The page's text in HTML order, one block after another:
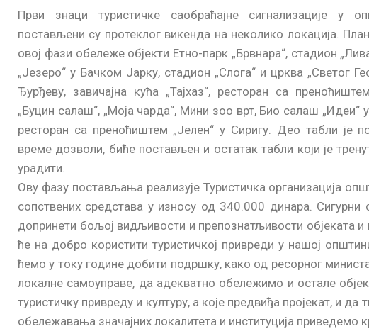
Први знаци туристичке саобраћајне сигнализације у
постављени су протеклог викенда на неколико локација.
овој фази обележе објекти Етно-парк „Брвнара“, стадион
„Језеро“ у Бачком Јарку, стадион „Слога“ и црква „Светог
Ђурђеву, завичајна кућа „Тајхаз“, ресторан са
„Буцин салаш“, „Моја чарда“, Мини зоо врт, Био салаш „Идеи“
ресторан са преноћиштем „Јелен“ у Сиригу. Део табли је
време дозволи, биће постављен и остатак табли који је
урадити.
Ову фазу постављања реализује Туристичка организација
сопствених средстава у износу од 340.000 динара.
допринети бољој видљивости и препознатљивости објеката и
ће на добро користити туристичкој привреди у нашој
ћемо у току године добити подршку, како од ресорног
локалне самоуправе, да адекватно обележимо и остале
туристичку привреду и културу, а које предвиђа пројекат, и да
обележавања значајних локалитета и институција приведемо